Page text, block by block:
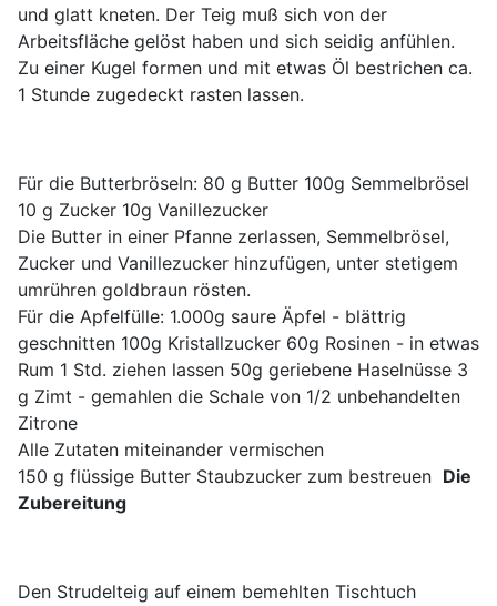
und glatt kneten. Der Teig muß sich von der
Arbeitsfläche gelöst haben und sich seidig anfühlen.
Zu einer Kugel formen und mit etwas Öl bestrichen ca.
1 Stunde zugedeckt rasten lassen.
Für die Butterbröseln: 80 g Butter 100g Semmelbrösel
10 g Zucker 10g Vanillezucker
Die Butter in einer Pfanne zerlassen, Semmelbrösel,
Zucker und Vanillezucker hinzufügen, unter stetigem
umrühren goldbraun rösten.
Für die Apfelfülle: 1.000g saure Äpfel - blättrig
geschnitten 100g Kristallzucker 60g Rosinen - in etwas
Rum 1 Std. ziehen lassen 50g geriebene Haselnüsse 3
g Zimt - gemahlen die Schale von 1/2 unbehandelten
Zitrone
Alle Zutaten miteinander vermischen
150 g flüssige Butter Staubzucker zum bestreuen Die
Zubereitung
Den Strudelteig auf einem bemehlten Tischtuch